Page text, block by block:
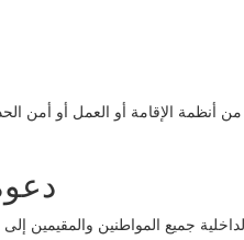
أنظمة الإقامة أو العمل أو أمن